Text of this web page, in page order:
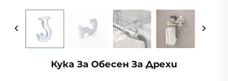
Кука За Обесен За Дрехи